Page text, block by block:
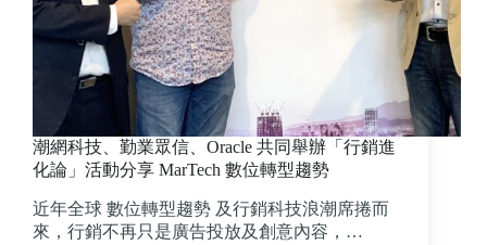
潮網科技、勤業眾信、Oracle 共同舉辦「行銷進
化論」活動分享 MarTech 數位轉型趨勢
近年全球 數位轉型趨勢 及行銷科技浪潮席捲而
來，行銷不再只是廣告投放及創意內容，…